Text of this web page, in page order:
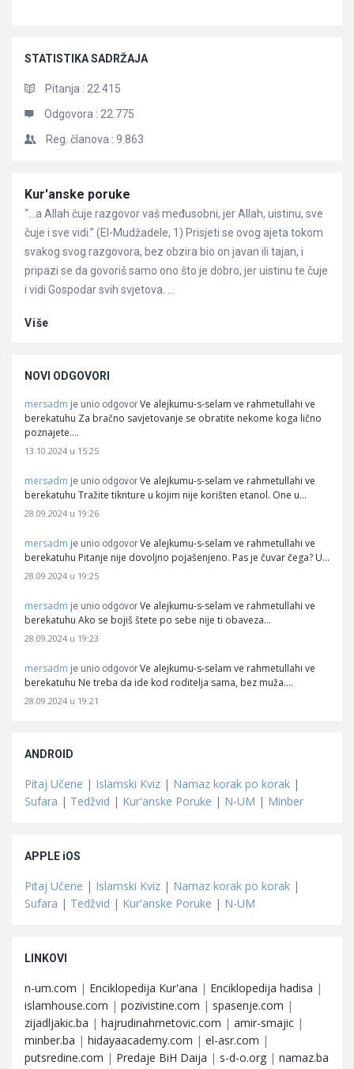
STATISTIKA SADRŽAJA
Pitanja : 22.415
Odgovora : 22.775
Reg. članova : 9.863
Članci
Kur'anske poruke
“…a Allah čuje razgovor vaš međusobni, jer Allah, uistinu, sve
čuje i sve vidi.” (El-Mudžadele, 1) Prisjeti se ovog ajeta tokom
svakog svog razgovora, bez obzira bio on javan ili tajan, i
pripazi se da govoriš samo ono što je dobro, jer uistinu te čuje
i vidi Gospodar svih svjetova. ...
Više
NOVI ODGOVORI
mersadm je unio odgovor Ve alejkumu-s-selam ve rahmetullahi ve
berekatuhu Za bračno savjetovanje se obratite nekome koga lično
poznajete.…
13.10.2024 u 15:25
mersadm je unio odgovor Ve alejkumu-s-selam ve rahmetullahi ve
berekatuhu Tražite tiknture u kojim nije korišten etanol. One u…
28.09.2024 u 19:26
mersadm je unio odgovor Ve alejkumu-s-selam ve rahmetullahi ve
berekatuhu Pitanje nije dovoljno pojašenjeno. Pas je čuvar čega? U…
28.09.2024 u 19:25
mersadm je unio odgovor Ve alejkumu-s-selam ve rahmetullahi ve
berekatuhu Ako se bojiš štete po sebe nije ti obaveza…
28.09.2024 u 19:23
mersadm je unio odgovor Ve alejkumu-s-selam ve rahmetullahi ve
berekatuhu Ne treba da ide kod roditelja sama, bez muža.…
28.09.2024 u 19:21
ANDROID
Pitaj Učene | Islamski Kviz | Namaz korak po korak |
Sufara | Tedžvid | Kur'anske Poruke | N-UM | Minber
APPLE iOS
Pitaj Učene | Islamski Kviz | Namaz korak po korak |
Sufara | Tedžvid | Kur'anske Poruke | N-UM
LINKOVI
n-um.com | Enciklopedija Kur'ana | Enciklopedija hadisa |
islamhouse.com | pozivistine.com | spasenje.com |
zijadljakic.ba | hajrudinahmetovic.com | amir-smajic |
minber.ba | hidayaacademy.com | el-asr.com |
putsredine.com | Predaje BiH Daija | s-d-o.org | namaz.ba